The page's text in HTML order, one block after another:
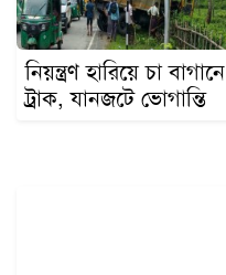
নিয়ন্ত্রণ হারিয়ে চা বাগানে
ট্রাক, যানজটে ভোগান্তি